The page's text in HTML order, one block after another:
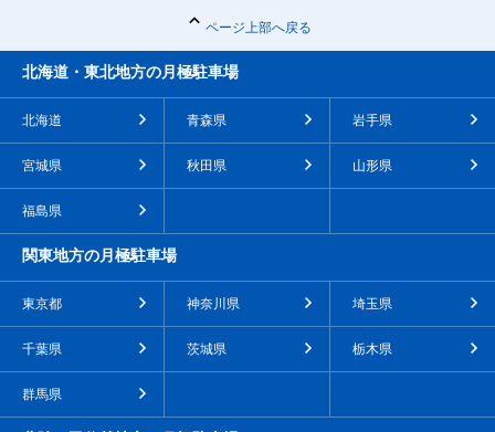
ページ上部へ戻る
北海道・東北地方の月極駐車場
北海道 青森県 岩手県
宮城県 秋田県 山形県
福島県
関東地方の月極駐車場
東京都 神奈川県 埼玉県
千葉県 茨城県 栃木県
群馬県